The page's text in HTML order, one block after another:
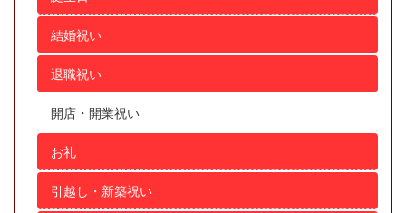
結婚祝い
退職祝い
開店・開業祝い
お礼
引越し・新築祝い